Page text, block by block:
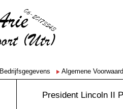
Bedrijfsgegevens Algemene
President Lincoln II